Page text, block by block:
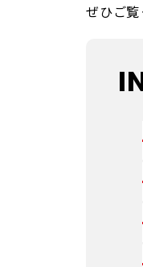
ぜひご覧